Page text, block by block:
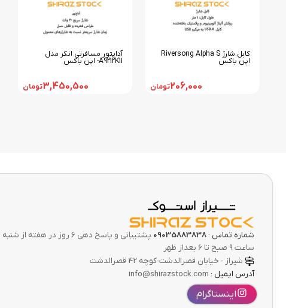
کابل شارژ Riversong Alpha S
اپن باکس
206,000تومان
آداپتور مسافرتی انکر مدل
A9212K11- اپن باکس
3,450,500تومان
شماره تماس : 09035883838
پشتیبانی و پاسخ دهی 6 روز در
ساعت ۹ صبح تا ۶ بعداز ظهر
شیراز - خیابان قصرالدشت-کوچه 42 قصرالدشت
آدرس ایمیل :
اینستاگرام